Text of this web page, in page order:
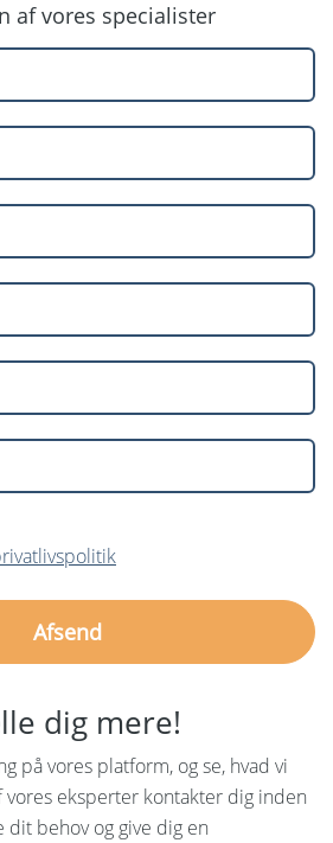
dig mere!
på vores platform, og se, hvad vi
vores eksperter kontakter dig inden
behov og give dig en
af vores specialister